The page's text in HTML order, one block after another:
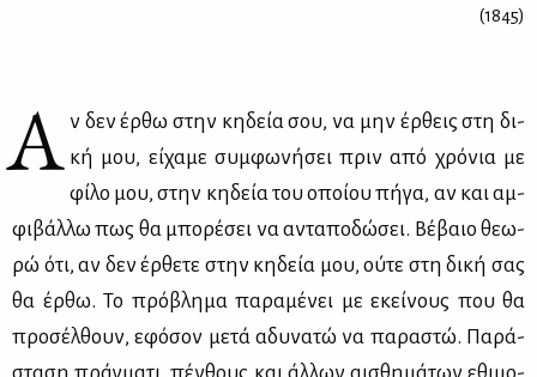
(1845)
Α ν δεν έρ­θω στην κη­δεία σου, να μην έρ­θεις στη δι­
κή μου, εί­χα­με συμ­φω­νή­σει πριν από χρό­νια με
φί­λο μου, στην κη­δεία του οποί­ου πή­γα, αν και αμ­
φι­βάλ­λω πως θα μπο­ρέ­σει να αντα­πο­δώ­σει. Βέ­βαιο θε­ω­
ρώ ότι, αν δεν έρ­θε­τε στην κη­δεία μου, ού­τε στη δι­κή σας
θα έρ­θω. Το πρό­βλη­μα πα­ρα­μέ­νει με εκεί­νους που θα
προ­σέλ­θουν, εφό­σον με­τά αδυ­να­τώ να πα­ρα­στώ. Πα­ρά­
στα­ση πράγ­μα­τι, πέν­θους και άλ­λων αι­σθη­μά­των εθι­μο­